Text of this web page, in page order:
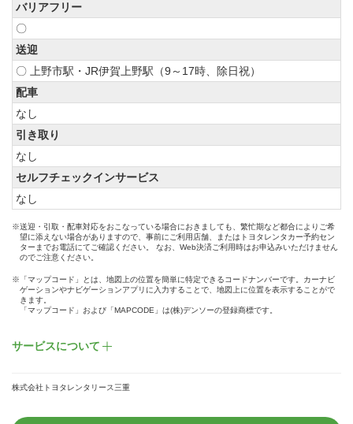
バリアフリー
〇
送迎
〇 上野市駅・JR伊賀上野駅（9～17時、除日祝）
配車
なし
引き取り
なし
セルフチェックインサービス
なし
※送迎・引取・配車対応をおこなっている場合におきましても、繁忙期など都合によりご希
望に添えない場合がありますので、事前にご利用店舗、またはトヨタレンタカー予約セン
ターまでお電話にてご確認ください。 なお、Web決済ご利用時はお申込みいただけません
のでご注意ください。
※「マップコード」とは、地図上の位置を簡単に特定できるコードナンバーです。カーナビ
ゲーションやナビゲーションアプリに入力することで、地図上に位置を表示することがで
きます。
「マップコード」および「MAPCODE」は(株)デンソーの登録商標です。
サービスについて
株式会社トヨタレンタリース三重